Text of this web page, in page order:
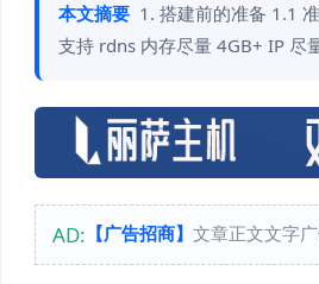
本文摘要 1. 搭建前的准备 1.1
支持 rdns 内存尽量 4GB+ IP
AD: 【广告招商】 文章正文文字